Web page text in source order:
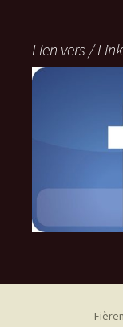
Lien vers /